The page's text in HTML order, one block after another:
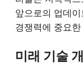
앞으로의 업데
경쟁력에 중요
미래 기술